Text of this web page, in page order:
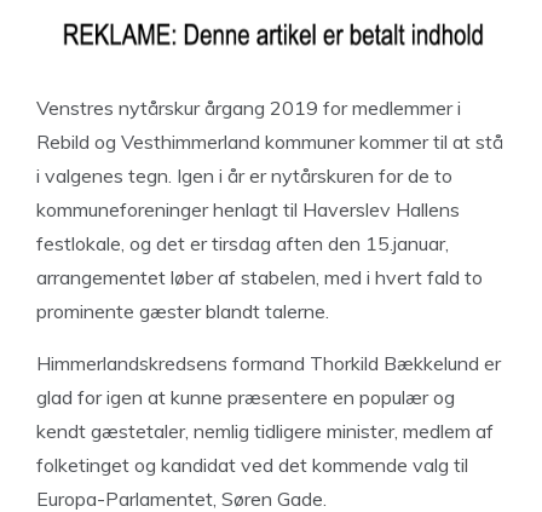
Venstres nytårskur årgang 2019 for medlemmer i
Rebild og Vesthimmerland kommuner kommer til at stå
i valgenes tegn. Igen i år er nytårskuren for de to
kommuneforeninger henlagt til Haverslev Hallens
festlokale, og det er tirsdag aften den 15.januar,
arrangementet løber af stabelen, med i hvert fald to
prominente gæster blandt talerne.
Himmerlandskredsens formand Thorkild Bækkelund er
glad for igen at kunne præsentere en populær og
kendt gæstetaler, nemlig tidligere minister, medlem af
folketinget og kandidat ved det kommende valg til
Europa-Parlamentet, Søren Gade.